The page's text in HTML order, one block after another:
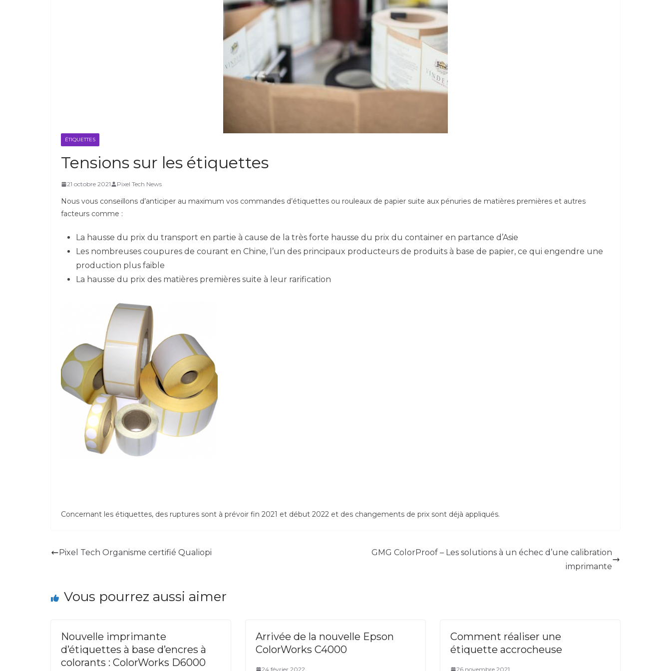
ÉTIQUETTES
Tensions sur les étiquettes
21 octobre 2021 Pixel Tech News
Nous vous conseillons d’anticiper au maximum vos commandes d’étiquettes ou rouleaux de papier suite aux pénuries de matières premières et autres
facteurs comme :
La hausse du prix du transport en partie à cause de la très forte hausse du prix du container en partance d’Asie
Les nombreuses coupures de courant en Chine, l’un des principaux producteurs de produits à base de papier, ce qui engendre une
production plus faible
La hausse du prix des matières premières suite à leur rarification
Concernant les étiquettes, des ruptures sont à prévoir fin 2021 et début 2022 et des changements de prix sont déjà appliqués.
Pixel Tech Organisme certifié Qualiopi
GMG ColorProof – Les solutions à un échec d’une calibration
imprimante
Vous pourrez aussi aimer
Nouvelle imprimante
d’étiquettes à base d’encres à
colorants : ColorWorks D6000
Arrivée de la nouvelle Epson
ColorWorks C4000
24 février 2022
Comment réaliser une
étiquette accrocheuse
26 novembre 2021